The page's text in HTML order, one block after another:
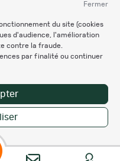
Fermer
du site (cookies
d'audience, l'amélioration
contre la fraude.
par finalité ou continuer
recherche
réservés. N°CNIL: 1239459.
à leurs propriétaires
s